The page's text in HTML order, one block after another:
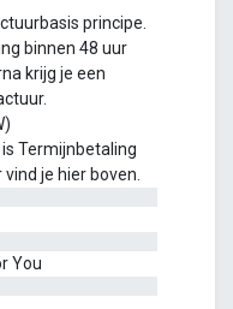
principe.
binnen 48 uur
krijg je een
Termijnbetaling
je hier boven.
You